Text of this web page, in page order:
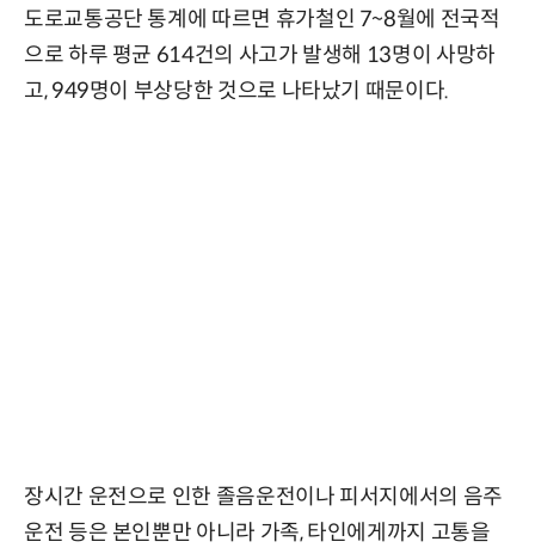
도로교통공단 통계에 따르면 휴가철인 7~8월에 전국적
으로 하루 평균 614건의 사고가 발생해 13명이 사망하
고, 949명이 부상당한 것으로 나타났기 때문이다.
장시간 운전으로 인한 졸음운전이나 피서지에서의 음주
운전 등은 본인뿐만 아니라 가족, 타인에게까지 고통을